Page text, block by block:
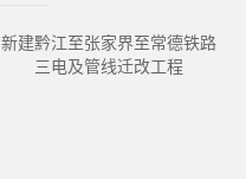
新建黔江至张家界至常德铁路
三电及管线迁改工程